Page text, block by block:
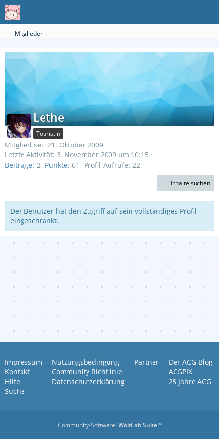
Mitglieder
Lethe
Touristin
Mitglied seit 21. Oktober 2009
Letzte Aktivität: 3. November 2009 um 10:15
Beiträge 2 Punkte 61 Profil-Aufrufe 22
Inhalte suchen
Der Benutzer hat den Zugriff auf sein vollständiges Profil
eingeschränkt.
Impressum
Kontakt
Hilfe
Suche
Nutzungsbedingung
Community Richtlinie
Datenschutzerklärung
Partner
Der ACG-Blog
ACGPIX
25 Jahre ACG
Community-Software:WoltLab Suite™